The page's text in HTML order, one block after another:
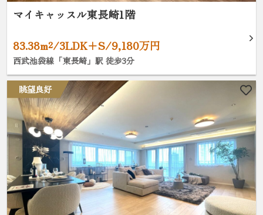
マイキャッスル東長崎1階
83.38m²/3LDK+S/9,180万円
西武池袋線「東長崎」駅 徒歩3分
眺望良好